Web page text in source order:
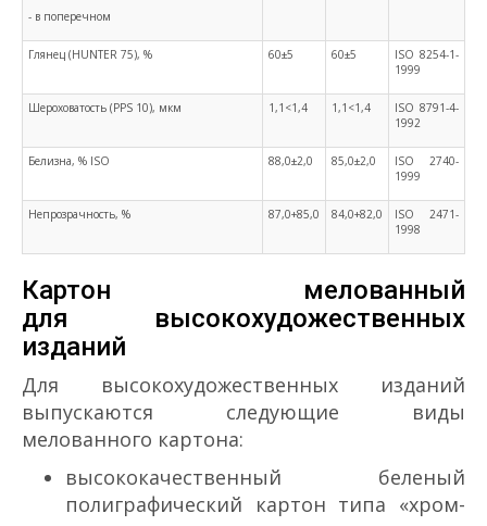
- в поперечном
Глянец (HUNTER 75), % 60±5 60±5
ISO 8254-1-
1999
Шероховатость (PPS 10), мкм 1,1<1,4 1,1<1,4
ISO 8791-4-
1992
Белизна, % ISO 88,0±2,0 85,0±2,0
ISO 2740-
1999
Непрозрачность, % 87,0+85,0 84,0+82,0
ISO 2471-
1998
Картон мелованный
для высокохудожественных
изданий
Для высокохудожественных изданий
выпускаются следующие виды
мелованного картона:
высококачественный беленый
полиграфический картон типа «хром­